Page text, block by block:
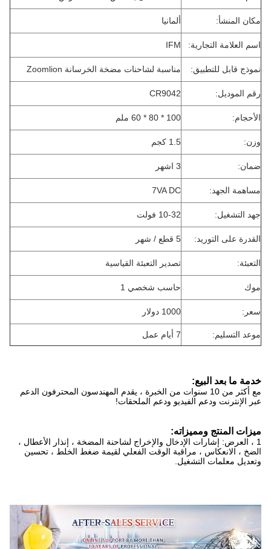
مكان المنشأ: ألمانيا
اسم العلامة التجارية: IFM
نموذج قابل للتطبيق: مناسبة لشاحنات مضخة الخرسانة Zoomlion
رقم الموديل: CR9042
الأحجام: 100 * 80 * 60 ملم
وزن: 1.5 كجم
ضمان: 3 اشهر
مساهمة الجهد: 7VA DC
جهد التشغيل: 10-32 فولت
القدرة على التوريد: 5 قطع / شهر
التعبئة: تصدير التعبئة القياسية
موك حاسب شخصي 1
سعر: 1000 دولار
موعد التسليم: 7 أيام عمل
خدمة ما بعد البيع:
مع أكثر من 10 سنوات من الخبرة ، يقدم المهندسون المحترفون الدعم
عبر الإنترنت ودعم الفيديو ودعم الملحقات!
ميزات المنتج ومميزاته:
1 ، العرض: إشارات الإدخال والإخراج لشاحنة المضخة ، إنذار الأعطال ،
الضخ ، الانعكاس ، مراقبة الوقت الفعلي لقيمة ضغط الخلط ، تحسين
وتعديل معلمات التشغيل.